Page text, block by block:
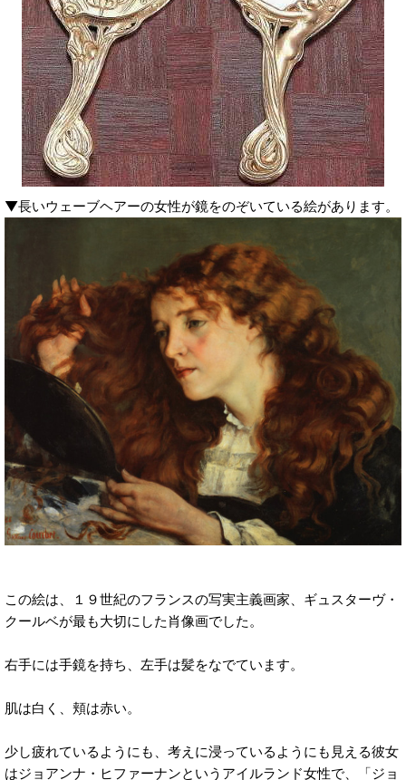
▼長いウェーブヘアーの女性が鏡をのぞいている絵があります。
この絵は、１９世紀のフランスの写実主義画家、ギュスターヴ・
クールベが最も大切にした肖像画でした。
右手には手鏡を持ち、左手は髪をなでています。
肌は白く、頬は赤い。
少し疲れているようにも、考えに浸っているようにも見える彼女
はジョアンナ・ヒファーナンというアイルランド女性で、「ジョ